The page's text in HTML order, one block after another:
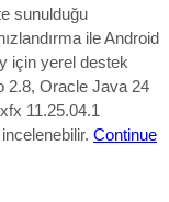
sunulduğu
ile Android
için yerel destek
2.8, Oracle Java 24
11.25.04.1
Continue